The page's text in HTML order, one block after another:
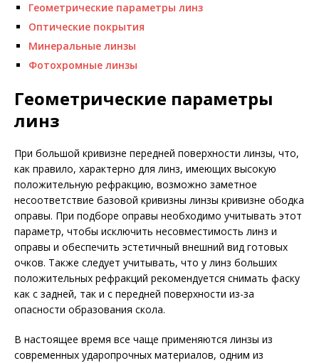
Геометрические параметры линз
Оптические покрытия
Минеральные линзы
Фотохромные линзы
Геометрические параметры
линз
При большой кривизне передней поверхности линзы, что,
как правило, характерно для линз, имеющих высокую
положительную рефракцию, возможно заметное
несоответствие базовой кривизны линзы кривизне ободка
оправы. При подборе оправы необходимо учитывать этот
параметр, чтобы исключить несовместимость линз и
оправы и обеспечить эстетичный внешний вид готовых
очков. Также следует учитывать, что у линз больших
положительных рефракций рекомендуется снимать фаску
как с задней, так и с передней поверхности из-за
опасности образования скола.
В настоящее время все чаще применяются линзы из
современных ударопрочных материалов, одним из